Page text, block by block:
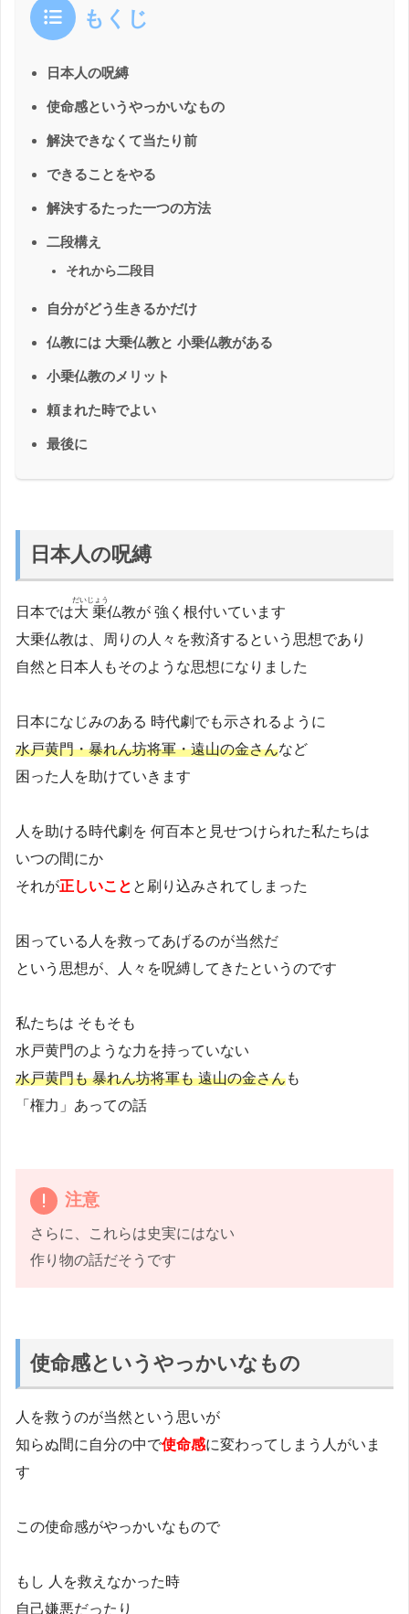
もくじ
日本人の呪縛
使命感というやっかいなもの
解決できなくて当たり前
できることをやる
解決するたった一つの方法
二段構え
それから二段目
自分がどう生きるかだけ
仏教には 大乗仏教と 小乗仏教がある
小乗仏教のメリット
頼まれた時でよい
最後に
日本人の呪縛
日本では大乗
だいじょう
仏教が 強く根付いています
大乗仏教は、周りの人々を救済するという思想であり
自然と日本人もそのような思想になりました
日本になじみのある 時代劇でも示されるように
水戸黄門・暴れん坊将軍・遠山の金さんなど
困った人を助けていきます
人を助ける時代劇を 何百本と見せつけられた私たちは
いつの間にか
それが正しいこと と刷り込みされてしまった
困っている人を救ってあげるのが当然だ
という思想が、人々を呪縛してきたというのです
私たちは そもそも
水戸黄門のような力を持っていない
水戸黄門も 暴れん坊将軍も 遠山の金さんも
「権力」あっての話
注意
さらに、これらは史実にはない
作り物の話だそうです
使命感というやっかいなもの
人を救うのが当然という思いが
知らぬ間に自分の中で使命感に変わってしまう人がいま
す
この使命感がやっかいなもので
もし 人を救えなかった時
自己嫌悪だったり